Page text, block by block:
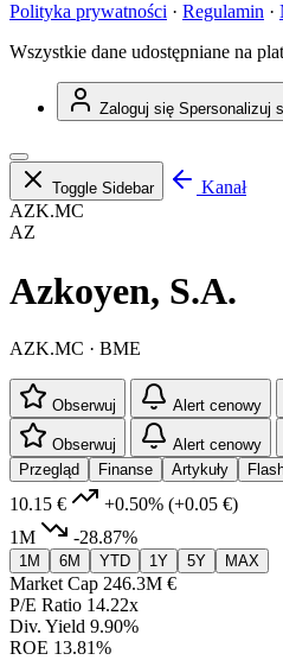
Polityka prywatności · Regulamin ·
Wszystkie dane udostępniane na
Zaloguj się Spersonalizuj
Toggle Sidebar
Kanał
AZK.MC
AZ
Azkoyen, S.A.
AZK.MC · BME
Obserwuj Alert cenowy
Obserwuj
Alert cenowy
Przegląd
Finanse Artykuły
10.15 € +0.50% (+0.05 €)
1M
-28.87%
1M 6M YTD 1Y 5Y MAX
Market Cap 246.3M €
P/E Ratio 14.22x
Div. Yield 9.90%
ROE 13.81%